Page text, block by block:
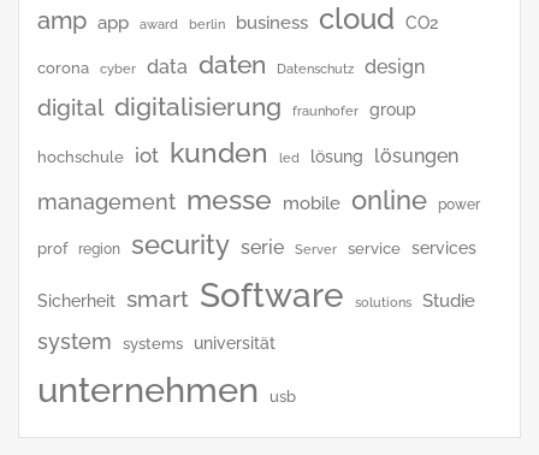
amp app award berlin business cloud CO2
corona cyber data daten Datenschutz design
digital digitalisierung fraunhofer group
hochschule iot kunden led lösung lösungen
management messe mobile online power
prof region security serie Server service services
Sicherheit smart Software solutions Studie
system systems universität
unternehmen usb